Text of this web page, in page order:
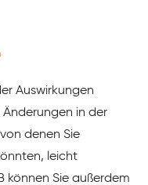
Auswirkungen
Änderungen in der
denen Sie
leicht
können Sie außerdem